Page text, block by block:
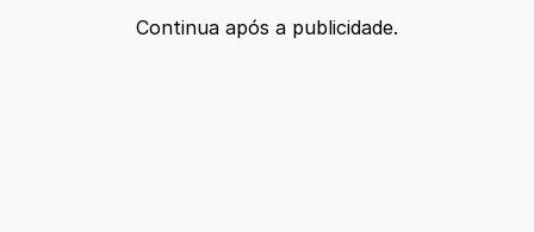
Continua após a publicidade.